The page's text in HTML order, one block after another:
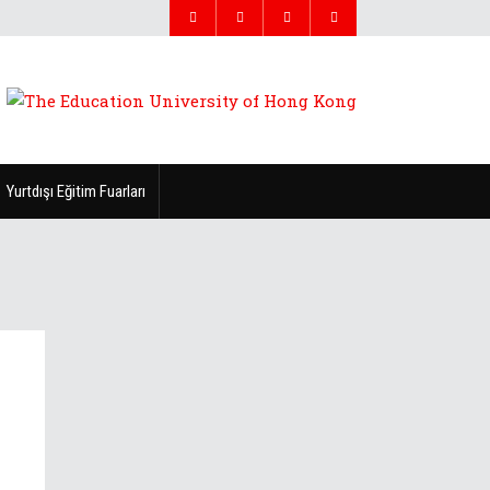
Yurtdışı Eğitim Fuarları